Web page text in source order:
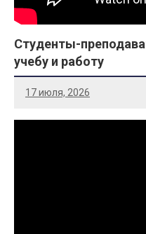
Студенты-
учебу и работу
17 июля, 2026